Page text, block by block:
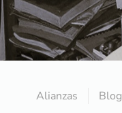
Alianzas Blog